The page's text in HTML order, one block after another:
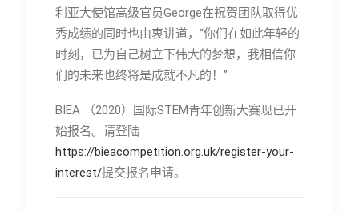
利亚大使馆高级官员George在祝贺团队取得优
秀成绩的同时也由衷讲道，“你们在如此年轻的
时刻，已为自己树立下伟大的梦想，我相信你
们的未来也终将是成就不凡的！”
BIEA （2020）国际STEM青年创新大赛现已开
始报名。请登陆
https://bieacompetition.org.uk/register-your-
interest/提交报名申请。